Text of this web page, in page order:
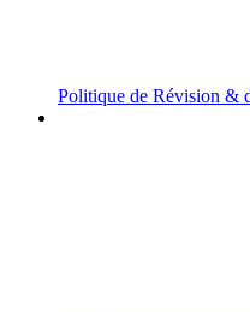
Politique de Révision &